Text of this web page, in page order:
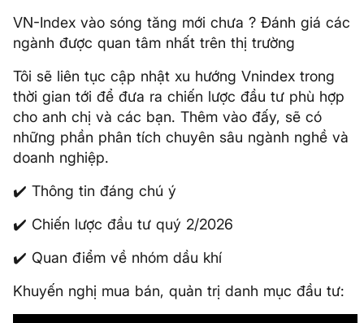
VN-Index vào sóng tăng mới chưa ? Đánh giá các
ngành được quan tâm nhất trên thị trường
Tôi sẽ liên tục cập nhật xu hướng Vnindex trong
thời gian tới để đưa ra chiến lược đầu tư phù hợp
cho anh chị và các bạn. Thêm vào đấy, sẽ có
những phần phân tích chuyên sâu ngành nghề và
doanh nghiệp.
✔️ Thông tin đáng chú ý
✔️ Chiến lược đầu tư quý 2/2026
✔️ Quan điểm về nhóm dầu khí
Khuyến nghị mua bán, quản trị danh mục đầu tư: